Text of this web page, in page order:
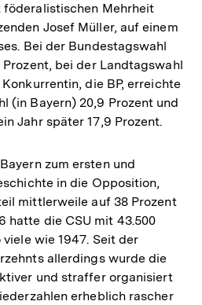
Mehrheit
Josef Müller, auf einem
Bei der Bundestagswahl
bei der Landtagswahl
die BP, erreichte
(in Bayern) 20,9 Prozent und
Jahr später 17,9 Prozent.
zum ersten und
in die Opposition,
mittlerweile auf 38 Prozent
hatte die CSU mit 43.500
wie 1947. Seit der
allerdings wurde die
und straffer organisiert
erheblich rascher